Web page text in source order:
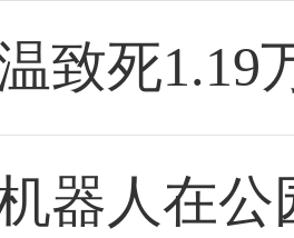
致死
器人在公